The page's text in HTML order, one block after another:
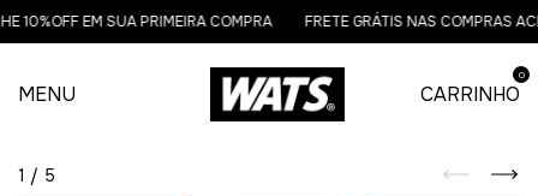
10%OFF EM SUA PRIMEIRA COMPRA FRETE GRÁTIS NAS COMPRAS
MENU CARRINHO
0
1 / 5